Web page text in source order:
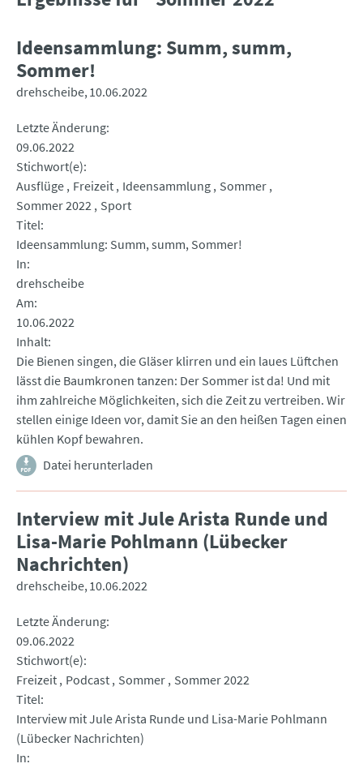
Ideensammlung: Summ, summ,
Sommer!
drehscheibe 10.06.2022
Letzte Änderung
09.06.2022
Stichwort(e)
Ausflüge Freizeit Ideensammlung Sommer
Sommer 2022 Sport
Titel
Ideensammlung: Summ, summ, Sommer!
In
drehscheibe
Am
10.06.2022
Inhalt
Die Bienen singen, die Gläser klirren und ein laues Lüftchen
lässt die Baumkronen tanzen: Der Sommer ist da! Und mit
ihm zahlreiche Möglichkeiten, sich die Zeit zu vertreiben. Wir
stellen einige Ideen vor, damit Sie an den heißen Tagen einen
kühlen Kopf bewahren.
Datei herunterladen
Interview mit Jule Arista Runde und
Lisa-Marie Pohlmann (Lübecker
Nachrichten)
drehscheibe 10.06.2022
Letzte Änderung
09.06.2022
Stichwort(e)
Freizeit Podcast Sommer Sommer 2022
Titel
Interview mit Jule Arista Runde und Lisa-Marie Pohlmann
(Lübecker Nachrichten)
In